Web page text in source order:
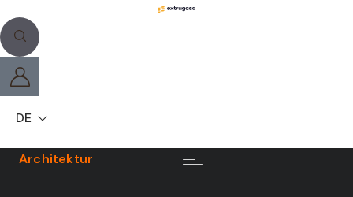
DE
Architektur